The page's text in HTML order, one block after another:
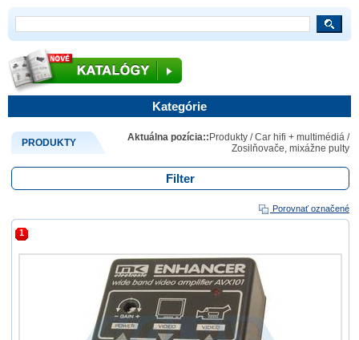
Kategórie
PRODUKTY Aktuálna pozícia:: Produkty /Car hifi + multimédiá /
Zosilňovače, mixážne pulty
Filter
Porovnať označené
1